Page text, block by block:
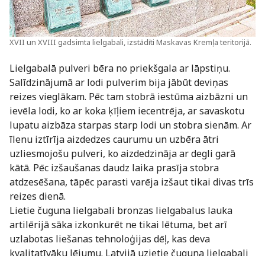
XVII un XVIII gadsimta lielgabali, izstādīti Maskavas Kremļa teritorijā.
Lielgabalā pulveri bēra no priekšgala ar lāpstiņu.
Salīdzinājumā ar lodi pulverim bija jābūt deviņas
reizes vieglākam. Pēc tam stobrā iestūma aizbāzni un
ievēla lodi, ko ar koka ķīļiem iecentrēja, ar savaskotu
lupatu aizbāza starpas starp lodi un stobra sienām. Ar
īlenu iztīrīja aizdedzes caurumu un uzbēra ātri
uzliesmojošu pulveri, ko aizdedzināja ar degli garā
kātā. Pēc izšaušanas daudz laika prasīja stobra
atdzesēšana, tāpēc parasti varēja izšaut tikai divas trīs
reizes dienā.
Lietie čuguna lielgabali bronzas lielgabalus lauka
artilērijā sāka izkonkurēt ne tikai lētuma, bet arī
uzlabotas liešanas tehnoloģijas dēļ, kas deva
kvalitatīvāku lējumu. Latvijā uzietie čuguna lielgabali